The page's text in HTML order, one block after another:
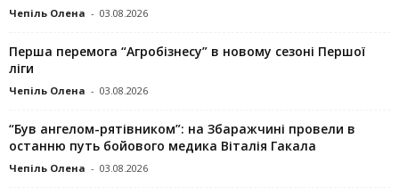
Чепіль Олена - 03.08.2026
Перша перемога “Агробізнесу” в новому сезоні Першої
ліги
Чепіль Олена - 03.08.2026
“Був ангелом-рятівником”: на Збаражчині провели в
останню путь бойового медика Віталія Гакала
Чепіль Олена - 03.08.2026